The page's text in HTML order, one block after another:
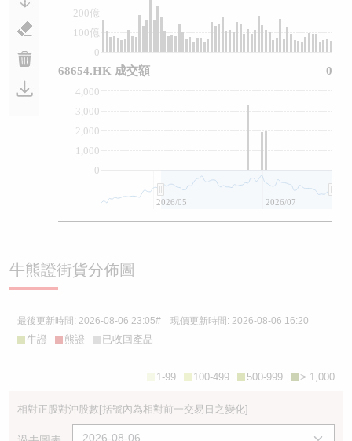
0
100億
200億
0
1,000
2,000
3,000
4,000
2026/05 2026/07
68654.HK 成交額 0
牛熊證街貨分佈圖
最後更新時間: 2026-08-06 23:05# 現價更新時間: 2026-08-06 16:20
牛證 熊證 已收回產品
> 1,000
500-999
100-499
1-99
相對正股對沖股數[括號內為相對前一交易日之變化]